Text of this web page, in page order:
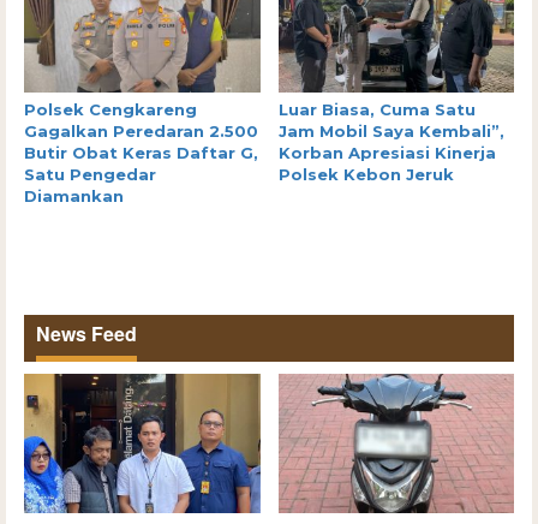
Polsek Cengkareng
Gagalkan Peredaran 2.500
Butir Obat Keras Daftar G,
Satu Pengedar
Diamankan
Luar Biasa, Cuma Satu
Jam Mobil Saya Kembali”,
Korban Apresiasi Kinerja
Polsek Kebon Jeruk
News Feed